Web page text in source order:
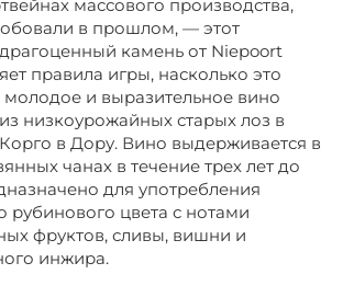
массового производства,
в прошлом, — этот
камень от Niepoort
правила игры, насколько это
и выразительное вино
низкоурожайных старых лоз в
в Дору. Вино выдерживается в
чанах в течение трех лет до
для употребления
цвета с нотами
фруктов, сливы, вишни и
инжира.